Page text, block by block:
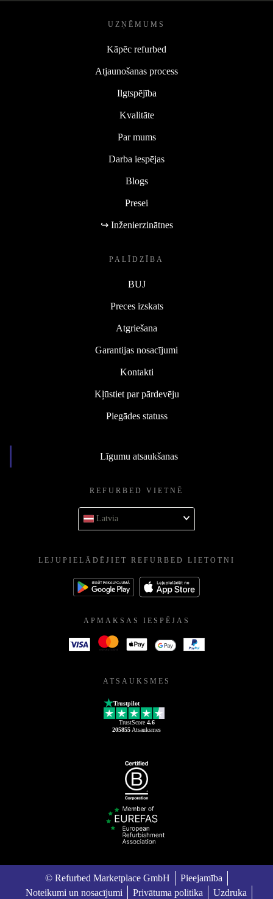
UZŅĒMUMS
Kāpēc refurbed
Atjaunošanas process
Ilgtspējība
Kvalitāte
Par mums
Darba iespējas
Blogs
Presei
↪ Inženierzinātnes
PALĪDZĪBA
BUJ
Preces izskats
Atgriešana
Garantijas nosacījumi
Kontakti
Kļūstiet par pārdevēju
Piegādes statuss
Līgumu atsaukšanas
REFURBED VIETNĒ
Latvia
LEJUPIELĀDĒJIET REFURBED LIETOTNI
APMAKSAS IESPĒJAS
ATSAUKSMES
Trustpilot
TrustScore 4.6
205855 Atsauksmes
© Refurbed Marketplace GmbH
Pieejamība
Noteikumi un nosacījumi
Privātuma politika Uzdruka